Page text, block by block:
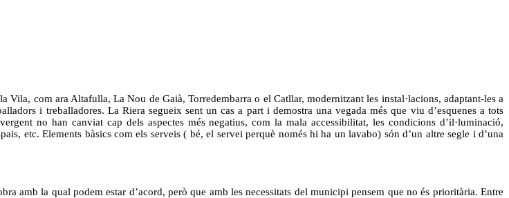
com ara Altafulla, La Nou de Gaià, Torredembarra o el Catllar, modernitzant les instal·lacions, adaptant-les a
i treballadores. La Riera segueix sent un cas a part i demostra una vegada més que viu d’esquenes a tots
no han canviat cap dels aspectes més negatius, com la mala accessibilitat, les condicions d’il·luminació,
etc. Elements bàsics com els serveis ( bé, el servei perquè només hi ha un lavabo) són d’un altre segle i d’una
amb la qual podem estar d’acord, però que amb les necessitats del municipi pensem que no és prioritària. Entre